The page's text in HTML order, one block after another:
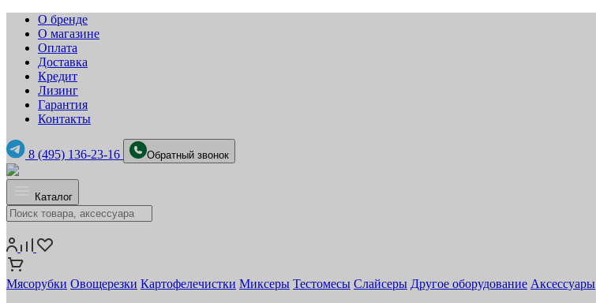
О бренде
О магазине
Оплата
Доставка
Кредит
Лизинг
Гарантия
Контакты
8 (495) 136-23-16 Обратный звонок
Каталог
Мясорубки Овощерезки Картофелечистки Миксеры Тестомесы Слайсеры Другое оборудование Аксессуары